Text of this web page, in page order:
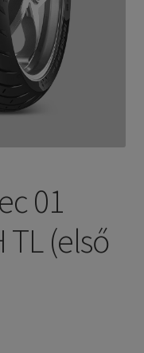
01
TL (első